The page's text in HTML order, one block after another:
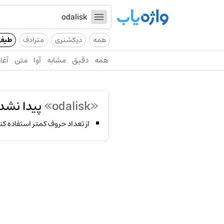
همه دیکشنری مترادف
همه دقیق مشابه آوا متن
«odalisk» پیدا
از تعداد حروف کمتر استفاده